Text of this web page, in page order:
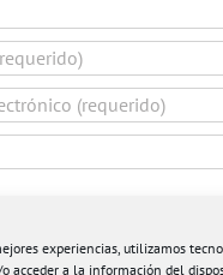
experiencias, utilizamos
acceder a la información del
la próxima vez que